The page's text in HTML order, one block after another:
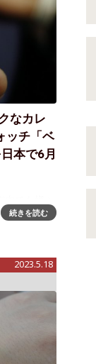
なカレ
ッチ「ベ
本で6月
市の中心
続きを読む
2023.5.18